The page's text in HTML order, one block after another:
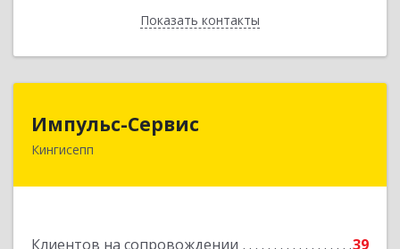
Показать контакты
Назад
Импульс-Сервис
Кингисепп
Клиентов на сопровождении 39
188480, Ленинградская обл, Кингисеппский р-н,